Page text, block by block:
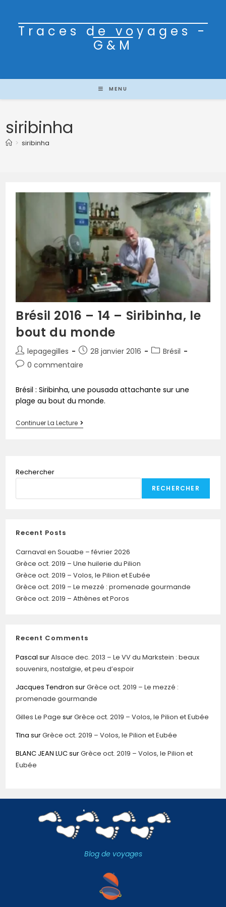
Traces de voyages -
G&M
MENU
siribinha
> siribinha
Brésil 2016 – 14 – Siribinha, le
bout du monde
lepagegilles 28 janvier 2016
Brésil
0 commentaire
Brésil : Siribinha, une pousada attachante sur une
plage au bout du monde.
Continuer La Lecture
Rechercher
RECHERCHER
Recent Posts
Carnaval en Souabe – février 2026
Grèce oct. 2019 – Une huilerie du Pilion
Grèce oct. 2019 – Volos, le Pilion et Eubée
Grèce oct. 2019 – Le mezzé : promenade gourmande
Grèce oct. 2019 – Athènes et Poros
Recent Comments
Pascal surAlsace dec. 2013 – Le VV du Markstein : beaux
souvenirs, nostalgie, et peu d’espoir
Jacques Tendron surGrèce oct. 2019 – Le mezzé :
promenade gourmande
Gilles Le Page surGrèce oct. 2019 – Volos, le Pilion et Eubée
TIna surGrèce oct. 2019 – Volos, le Pilion et Eubée
BLANC JEAN LUCsurGrèce oct. 2019 – Volos, le Pilion et
Eubée
Blog de voyages